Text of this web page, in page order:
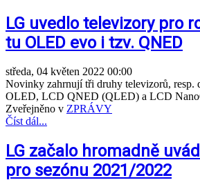
LG uvedlo televizory pro
tu OLED evo i tzv. QNED
středa, 04 květen 2022 00:00
Novinky zahrnují tři druhy televizorů, resp.
OLED, LCD QNED (QLED) a LCD
Zveřejněno v ZPRÁVY
Číst dál...
LG začalo hromadně
pro sezónu 2021/2022